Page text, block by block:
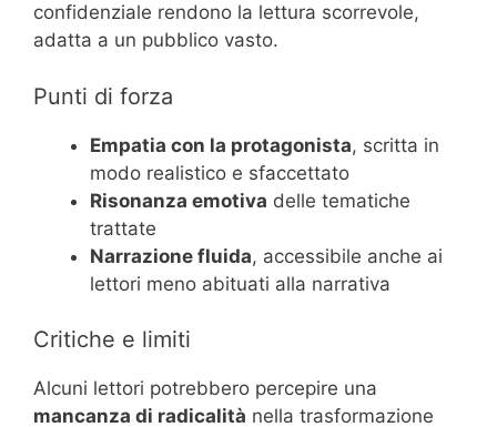
confidenziale rendono la lettura scorrevole,
adatta a un pubblico vasto.
Punti di forza
Empatia con la protagonista, scritta in
modo realistico e sfaccettato
Risonanza emotiva delle tematiche
trattate
Narrazione fluida, accessibile anche ai
lettori meno abituati alla narrativa
Critiche e limiti
Alcuni lettori potrebbero percepire una
mancanza di radicalità nella trasformazione